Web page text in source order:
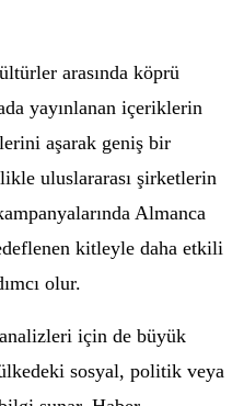
arasında köprü
yayınlanan içeriklerin
aşarak geniş bir
uluslararası şirketlerin
Almanca
kitleyle daha etkili
olur.
için de büyük
sosyal, politik veya